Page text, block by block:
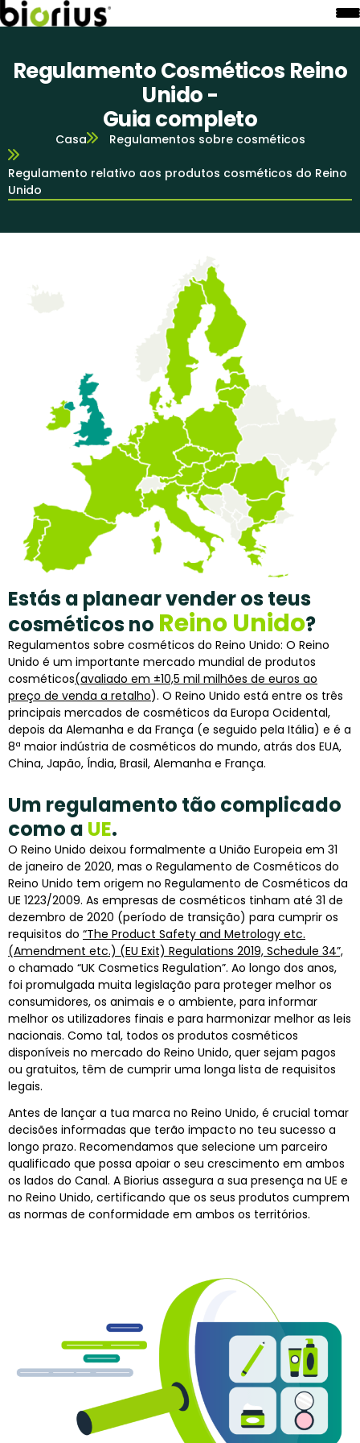
Regulamento Cosméticos Reino
Unido -
Guia completo
Casa Regulamentos sobre cosméticos
Regulamento relativo aos produtos cosméticos do Reino
Unido
Estás a planear vender os teus
cosméticos no Reino Unido?
Regulamentos sobre cosméticos do Reino Unido: O Reino
Unido é um importante mercado mundial de produtos
cosméticos(avaliado em ±10,5 mil milhões de euros ao
preço de venda a retalho). O Reino Unido está entre os três
principais mercados de cosméticos da Europa Ocidental,
depois da Alemanha e da França (e seguido pela Itália) e é a
8ª maior indústria de cosméticos do mundo, atrás dos EUA,
China, Japão, Índia, Brasil, Alemanha e França.
Um regulamento tão complicado
como a UE.
O Reino Unido deixou formalmente a União Europeia em 31
de janeiro de 2020, mas o Regulamento de Cosméticos do
Reino Unido tem origem no Regulamento de Cosméticos da
UE 1223/2009. As empresas de cosméticos tinham até 31 de
dezembro de 2020 (período de transição) para cumprir os
requisitos do “The Product Safety and Metrology etc.
(Amendment etc.) (EU Exit) Regulations 2019, Schedule 34”,
o chamado “UK Cosmetics Regulation”. Ao longo dos anos,
foi promulgada muita legislação para proteger melhor os
consumidores, os animais e o ambiente, para informar
melhor os utilizadores finais e para harmonizar melhor as leis
nacionais. Como tal, todos os produtos cosméticos
disponíveis no mercado do Reino Unido, quer sejam pagos
ou gratuitos, têm de cumprir uma longa lista de requisitos
legais.
Antes de lançar a tua marca no Reino Unido, é crucial tomar
decisões informadas que terão impacto no teu sucesso a
longo prazo. Recomendamos que selecione um parceiro
qualificado que possa apoiar o seu crescimento em ambos
os lados do Canal. A Biorius assegura a sua presença na UE e
no Reino Unido, certificando que os seus produtos cumprem
as normas de conformidade em ambos os territórios.